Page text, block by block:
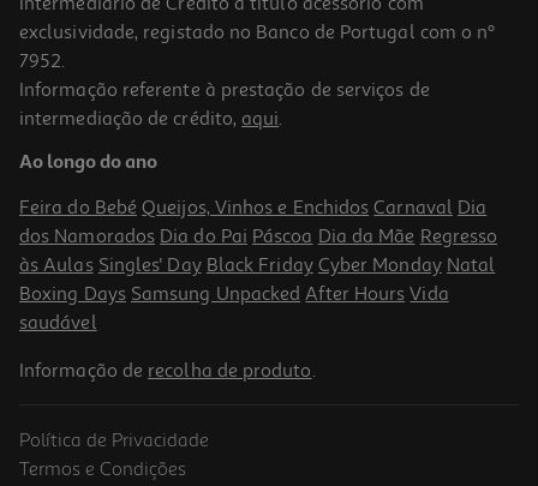
Máquina De Lavar Loiça Samsung Dw60m6040fs/ec Look Inox 13
Conjuntos Classe E
479.99 €/un
479,99 €
exclusividade, registado no Banco de Portugal com o nº
7952.
Informação referente à prestação de serviços de
intermediação de crédito, aqui.
Ao longo do ano
Feira do Bebé Queijos, Vinhos e Enchidos Carnaval Dia
dos Namorados Dia do Pai Páscoa Dia da Mãe Regresso
às Aulas Singles' Day Black Friday Cyber Monday Natal
Boxing Days Samsung Unpacked After Hours Vida
saudável
Informação de recolha de produto.
Política de Privacidade
Termos e Condições